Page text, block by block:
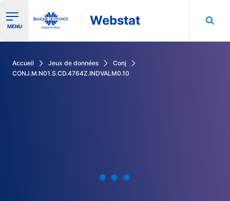
Ouvrir le menu de navigation
MENU Webstat
Accueil Jeux de données
Conj
CONJ.M.N01.S.CD.4764Z.INDVALM0.10